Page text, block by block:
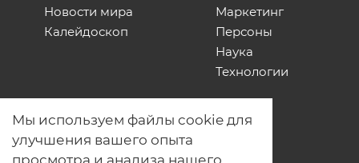
Новости мира
Калейдоскоп
Маркетинг
Персоны
Наука
Технологии
О нас
Наши проекты
Связь с нами
Мы используем файлы cookie для
улучшения вашего опыта